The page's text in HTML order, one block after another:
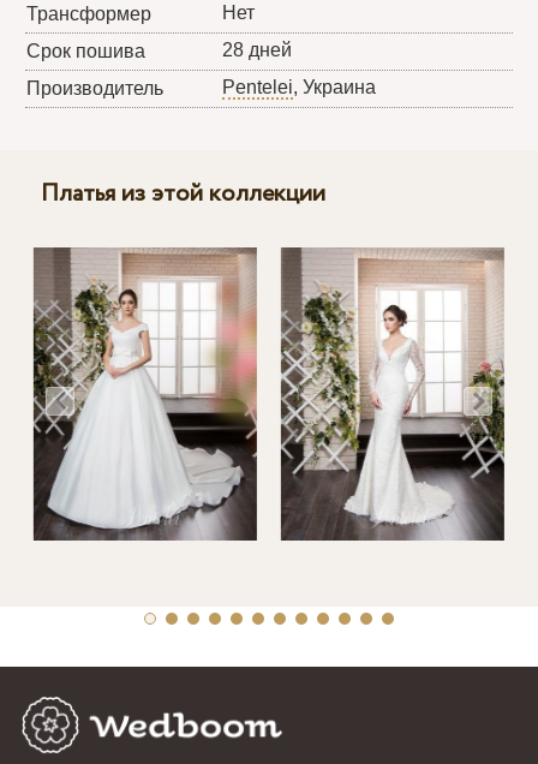
Трансформер
Нет
Срок пошива
28 дней
Производитель
Pentelei, Украина
Платья из этой коллекции